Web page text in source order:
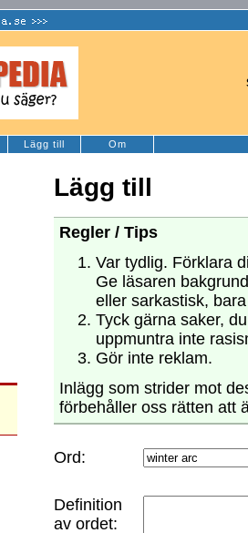
Lägg till Om
Lägg till
Regler / Tips
Var tydlig. Förklara
Ge läsaren
eller sarkastisk,
Tyck gärna saker,
uppmuntra inte
Gör inte reklam.
Inlägg som strider mot
förbehåller oss rätten att
Ord:
Definition
av ordet: